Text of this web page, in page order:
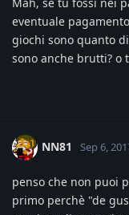
eventuale
giochi sono quanto
sono anche brutti? o
NN81 Sep 6,
penso che non puoi
primo perchè "de